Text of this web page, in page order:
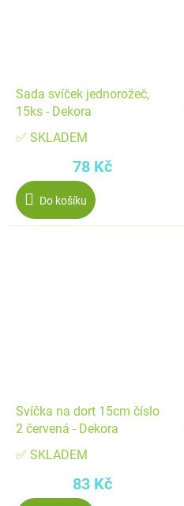
Sada svíček jednorožeč,
15ks - Dekora
✅ SKLADEM
78 Kč
Do košíku
Svíčka na dort 15cm číslo
2 červená - Dekora
✅ SKLADEM
83 Kč